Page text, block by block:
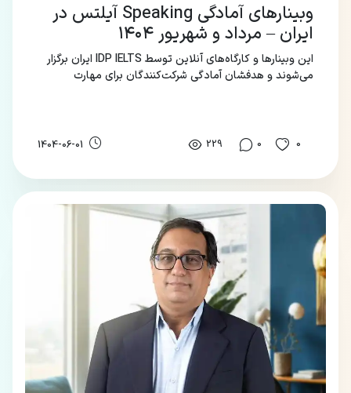
وبینارهای آمادگی Speaking آیلتس در
ایران – مرداد و شهریور ۱۴۰۴
این وبینارها و کارگاه‌های آنلاین توسط IDP IELTS ایران برگزار
می‌شوند و هدفشان آمادگی شرکت‌کنندگان برای مهارت
0
0
229
1404-06-01